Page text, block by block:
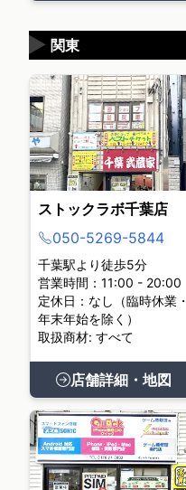
関東
▶
ストックラボ千葉店
050-5269-5844
千葉駅より徒歩5分
営業時間：11:00 - 20:00
定休日：なし（臨時休業・
年末年始を除く）
取扱商材: すべて
店舗詳細・地図